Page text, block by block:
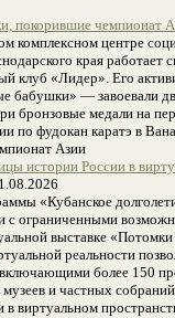
покорившие чемпионат
комплексном центре
края работает
клуб «Лидер». Его
бабушки» — завоевали
бронзовые медали на
по фудокан каратэ в
Азии
истории России в
«Кубанское
с ограниченными
выставке
реальности
более 150
музеев и частных
в виртуальном